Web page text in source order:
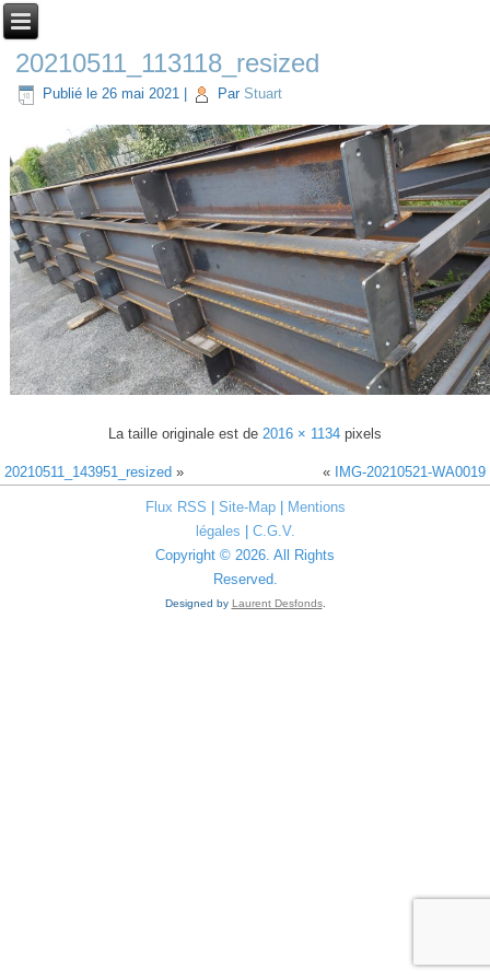
20210511_113118_resized
Publié le 26 mai 2021 Par Stuart
La taille originale est de 2016 × 1134 pixels
20210511_143951_resized » « IMG-20210521-WA0019
Flux RSS | Site-Map| Mentions
légales | C.G.V.
Copyright © 2026. All Rights
Reserved.
Designed by Laurent Desfonds.